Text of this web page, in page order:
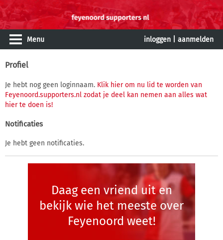
Menu inloggen aanmelden
Profiel
Je hebt nog geen loginnaam. Klik hier om nu lid te worden van
Feyenoord.supporters.nl zodat je deel kan nemen aan alles wat
hier te doen is!
Notificaties
Je hebt geen notificaties.
Daag een vriend uit en
bekijk wie het meeste over
Feyenoord weet!